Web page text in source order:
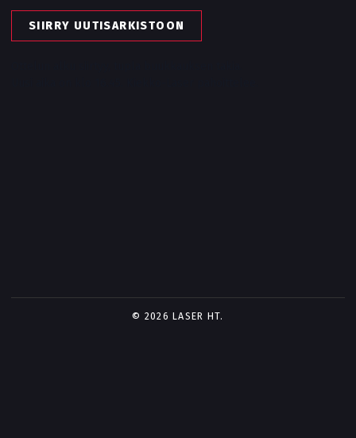
SIIRRY UUTISARKISTOON
© 2026 LASER HT.